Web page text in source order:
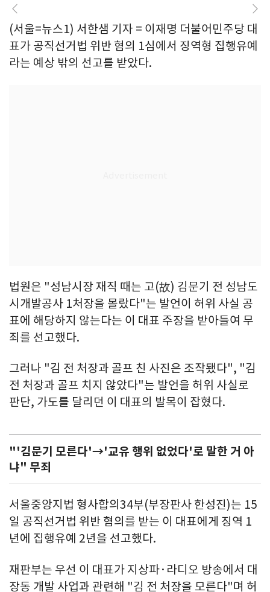
(서울=뉴스1) 서한샘 기자 = 이재명 더불어민주당 대
표가 공직선거법 위반 혐의 1심에서 징역형 집행유예
라는 예상 밖의 선고를 받았다.
법원은 "성남시장 재직 때는 고(故) 김문기 전 성남도
시개발공사 1처장을 몰랐다"는 발언이 허위 사실 공
표에 해당하지 않는다는 이 대표 주장을 받아들여 무
죄를 선고했다.
그러나 "김 전 처장과 골프 친 사진은 조작됐다", "김
전 처장과 골프 치지 않았다"는 발언을 허위 사실로
판단, 가도를 달리던 이 대표의 발목이 잡혔다.
"'김문기 모른다'→'교유 행위 없었다'로 말한 거 아
냐" 무죄
서울중앙지법 형사합의34부(부장판사 한성진)는 15
일 공직선거법 위반 혐의를 받는 이 대표에게 징역 1
년에 집행유예 2년을 선고했다.
재판부는 우선 이 대표가 지상파·라디오 방송에서 대
장동 개발 사업과 관련해 "김 전 처장을 모른다"며 허